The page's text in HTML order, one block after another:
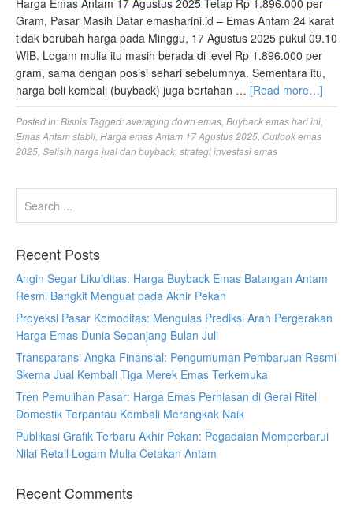
Harga Emas Antam 17 Agustus 2025 Tetap Rp 1.896.000 per
Gram, Pasar Masih Datar emasharini.id – Emas Antam 24 karat
tidak berubah harga pada Minggu, 17 Agustus 2025 pukul 09.10
WIB. Logam mulia itu masih berada di level Rp 1.896.000 per
gram, sama dengan posisi sehari sebelumnya. Sementara itu,
harga beli kembali (buyback) juga bertahan … [Read more…]
Posted in:Bisnis Tagged:averaging down emas Buyback emas hari ini
Emas Antam stabil Harga emas Antam 17 Agustus 2025 Outlook emas
2025 Selisih harga jual dan buyback strategi investasi emas
Recent Posts
Angin Segar Likuiditas: Harga Buyback Emas Batangan Antam
Resmi Bangkit Menguat pada Akhir Pekan
Proyeksi Pasar Komoditas: Mengulas Prediksi Arah Pergerakan
Harga Emas Dunia Sepanjang Bulan Juli
Transparansi Angka Finansial: Pengumuman Pembaruan Resmi
Skema Jual Kembali Tiga Merek Emas Terkemuka
Tren Pemulihan Pasar: Harga Emas Perhiasan di Gerai Ritel
Domestik Terpantau Kembali Merangkak Naik
Publikasi Grafik Terbaru Akhir Pekan: Pegadaian Memperbarui
Nilai Retail Logam Mulia Cetakan Antam
Recent Comments